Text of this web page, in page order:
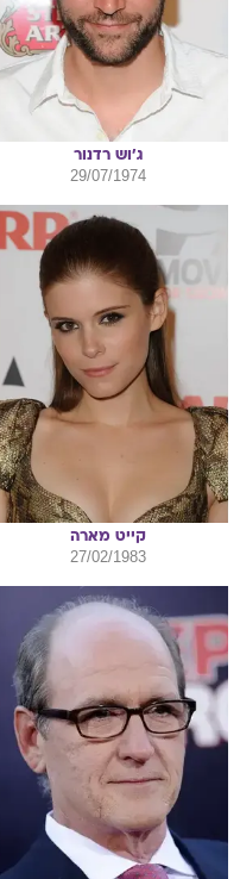
ג'וש רדנור
29/07/1974
קייט מארה
27/02/1983